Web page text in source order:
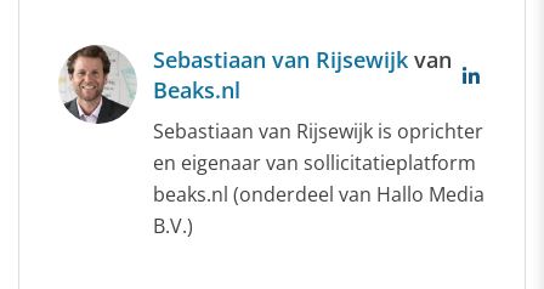
Sebastiaan van Rijsewijk van
Beaks.nl
Sebastiaan van Rijsewijk is oprichter
en eigenaar van sollicitatieplatform
beaks.nl (onderdeel van Hallo Media
B.V.)